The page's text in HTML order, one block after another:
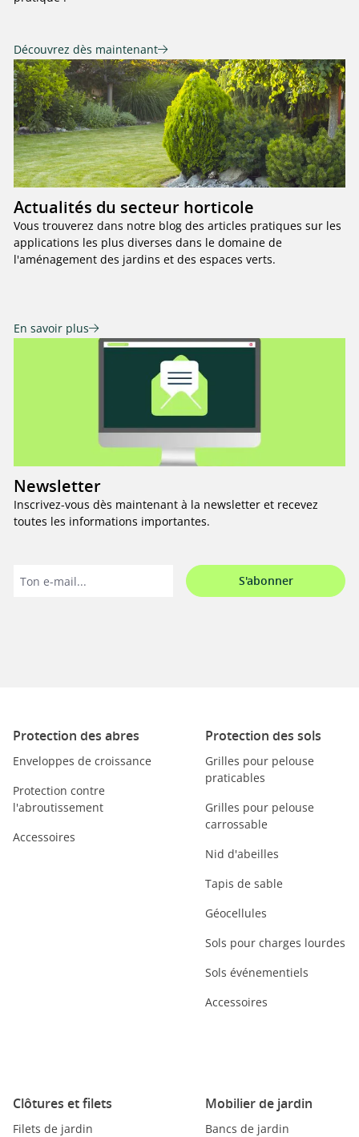
Découvrez dès maintenant
Actualités du secteur horticole
Vous trouverez dans notre blog des articles pratiques sur les
applications les plus diverses dans le domaine de
l'aménagement des jardins et des espaces verts.
En savoir plus
Newsletter
Inscrivez-vous dès maintenant à la newsletter et recevez
toutes les informations importantes.
S'abonner
Protection des abres
Enveloppes de croissance
Protection contre
l'abroutissement
Accessoires
Protection des sols
Grilles pour pelouse
praticables
Grilles pour pelouse
carrossable
Nid d'abeilles
Tapis de sable
Géocellules
Sols pour charges lourdes
Sols événementiels
Accessoires
Clôtures et filets
Filets de jardin
Mobilier de jardin
Bancs de jardin